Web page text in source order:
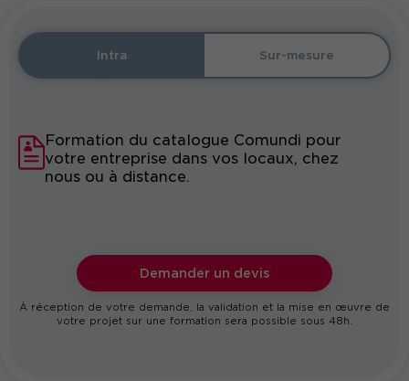
Intra Sur-mesure
Formation du catalogue Comundi pour
votre entreprise dans vos locaux, chez
nous ou à distance.
Demander un devis
À réception de votre demande, la validation et la mise en œuvre de
votre projet sur une formation sera possible sous 48h.